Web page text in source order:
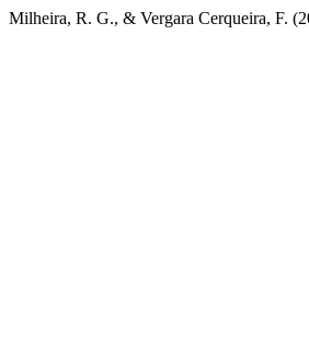
Milheira, R. G., & Vergara Cerqueira, F.